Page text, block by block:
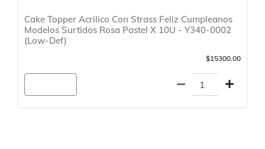
Cake Topper Acrilico Con Strass Feliz Cumpleanos
Modelos Surtidos Rosa Pastel X 10U - Y340-0002
(Low-Def)
$15300.00